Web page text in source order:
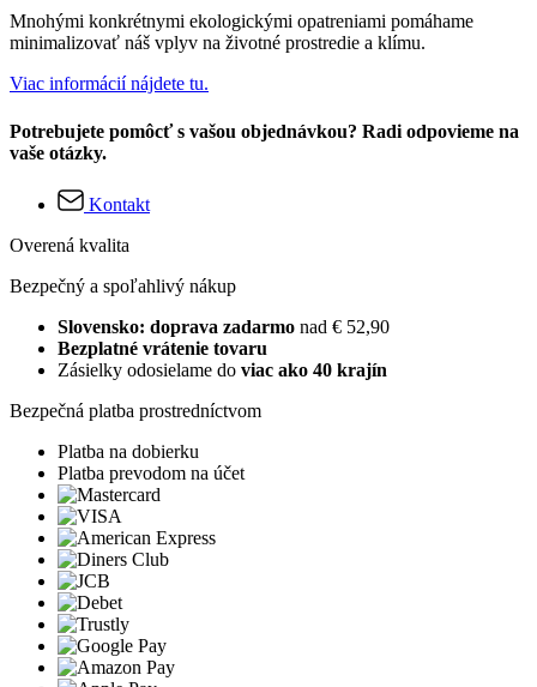
Mnohými konkrétnymi ekologickými opatreniami pomáhame
minimalizovať náš vplyv na životné prostredie a klímu.
Viac informácií nájdete tu.
Potrebujete pomôcť s vašou objednávkou? Radi odpovieme na
vaše otázky.
Kontakt
Overená kvalita
Bezpečný a spoľahlivý nákup
Slovensko: doprava zadarmo nad € 52,90
Bezplatné vrátenie tovaru
Zásielky odosielame do viac ako 40 krajín
Bezpečná platba prostredníctvom
Platba na dobierku
Platba prevodom na účet